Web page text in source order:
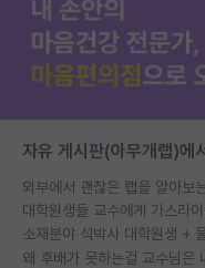
자유 게시판(아무개랩)에
외부에서 괜찮은 랩을 알아보
소재분야 석박사 대학원생 +